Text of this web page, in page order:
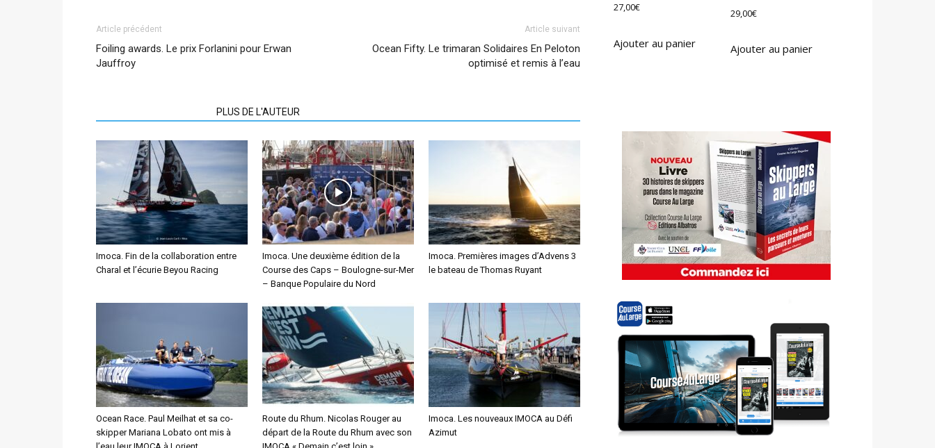
Article précédent
Foiling awards. Le prix Forlanini pour Erwan
Jauffroy
Article suivant
Ocean Fifty. Le trimaran Solidaires En Peloton
optimisé et remis à l’eau
PLUS DE L'AUTEUR
Imoca. Fin de la collaboration entre
Charal et l’écurie Beyou Racing
Imoca. Une deuxième édition de la
Course des Caps – Boulogne-sur-Mer
– Banque Populaire du Nord
Imoca. Premières images d’Advens 3
le bateau de Thomas Ruyant
Ocean Race. Paul Meilhat et sa co-
skipper Mariana Lobato ont mis à
l’eau leur IMOCA à Lorient
Route du Rhum. Nicolas Rouger au
départ de la Route du Rhum avec son
IMOCA « Demain c’est loin »
Imoca. Les nouveaux IMOCA au Défi
Azimut
27,00€
Ajouter au panier
29,00€
Ajouter au panier